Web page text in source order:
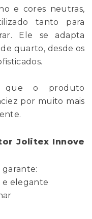
e cores neutras,
tanto para
Ele se adapta
quarto, desde os
que o produto
por muito mais
Jolitex Innove
e elegante